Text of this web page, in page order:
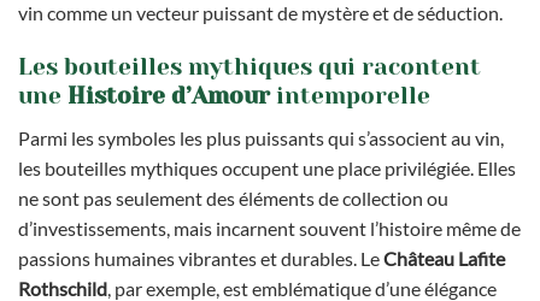
vin comme un vecteur puissant de mystère et de séduction.
Les bouteilles mythiques qui racontent
une Histoire d’Amourintemporelle
Parmi les symboles les plus puissants qui s’associent au vin,
les bouteilles mythiques occupent une place privilégiée. Elles
ne sont pas seulement des éléments de collection ou
d’investissements, mais incarnent souvent l’histoire même de
passions humaines vibrantes et durables. LeChâteau Lafite
Rothschild , par exemple, est emblématique d’une élégance